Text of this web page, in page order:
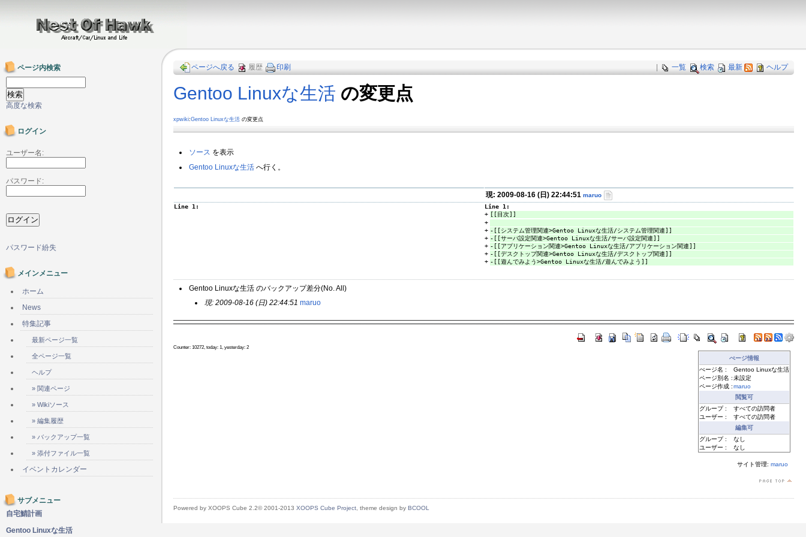
一覧 検索 最新 ヘルプ
ページへ戻る 履歴 印刷
Gentoo Linuxな生活 の変更点
xpwiki:Gentoo Linuxな生活の変更点
ソース を表示
Gentoo Linuxな生活へ行く。
現: 2009-08-16 (日) 22:44:51 maruo
Line 1:
Line 1:
+ [[目次]]
+
+ -[[システム管理関連>Gentoo Linuxな生活/システム管理関連]]
+ -[[サーバ設定関連>Gentoo Linuxな生活/サーバ設定関連]]
+ -[[アプリケーション関連>Gentoo Linuxな生活/アプリケーション関連]]
+ -[[デスクトップ関連>Gentoo Linuxな生活/デスクトップ関連]]
+ -[[遊んでみよう>Gentoo Linuxな生活/遊んでみよう]]
Gentoo Linuxな生活 のバックアップ差分(No. All)
現: 2009-08-16 (日) 22:44:51 maruo
ぺージ情報
ぺージ名 :
Gentoo Linuxな生活
ページ別名 :未設定
ページ作成 :maruo
閲覧可
グループ :
すべての訪問者
ユーザー :
すべての訪問者
編集可
グループ :
なし
ユーザー :
なし
Counter: 10272, today: 1, yesterday: 2
サイト管理: maruo
Powered by XOOPS Cube 2.2© 2001-2013 XOOPS Cube Project, theme design by BCOOL
ページ内検索
高度な検索
ログイン
ユーザー名:
パスワード:
パスワード紛失
メインメニュー
ホーム
News
特集記事
最新ページ一覧
全ページ一覧
ヘルプ
» 関連ページ
» Wikiソース
» 編集履歴
» バックアップ一覧
» 添付ファイル一覧
イベントカレンダー
サブメニュー
自宅鯖計画
Gentoo Linuxな生活